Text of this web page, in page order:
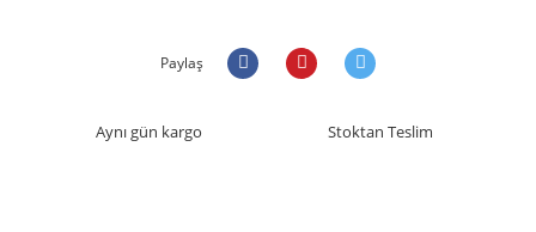
Paylaş
Aynı gün kargo Stoktan Teslim